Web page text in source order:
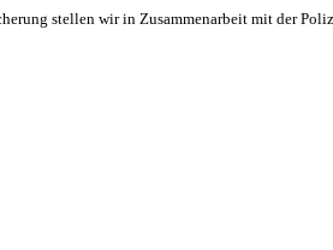
stellen wir in Zusammenarbeit mit der